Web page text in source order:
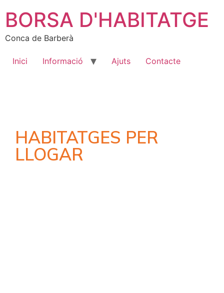
BORSA D'HABITATGE
Conca de Barberà
Inici Informació Ajuts Contacte
HABITATGES PER
LLOGAR